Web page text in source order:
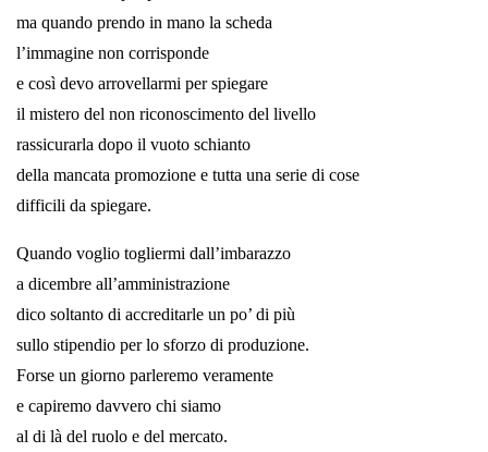
ma quando prendo in mano la scheda
l’immagine non corrisponde
e così devo arrovellarmi per spiegare
il mistero del non riconoscimento del livello
rassicurarla dopo il vuoto schianto
della mancata promozione e tutta una serie di cose
difficili da spiegare.
Quando voglio togliermi dall’imbarazzo
a dicembre all’amministrazione
dico soltanto di accreditarle un po’ di più
sullo stipendio per lo sforzo di produzione.
Forse un giorno parleremo veramente
e capiremo davvero chi siamo
al di là del ruolo e del mercato.